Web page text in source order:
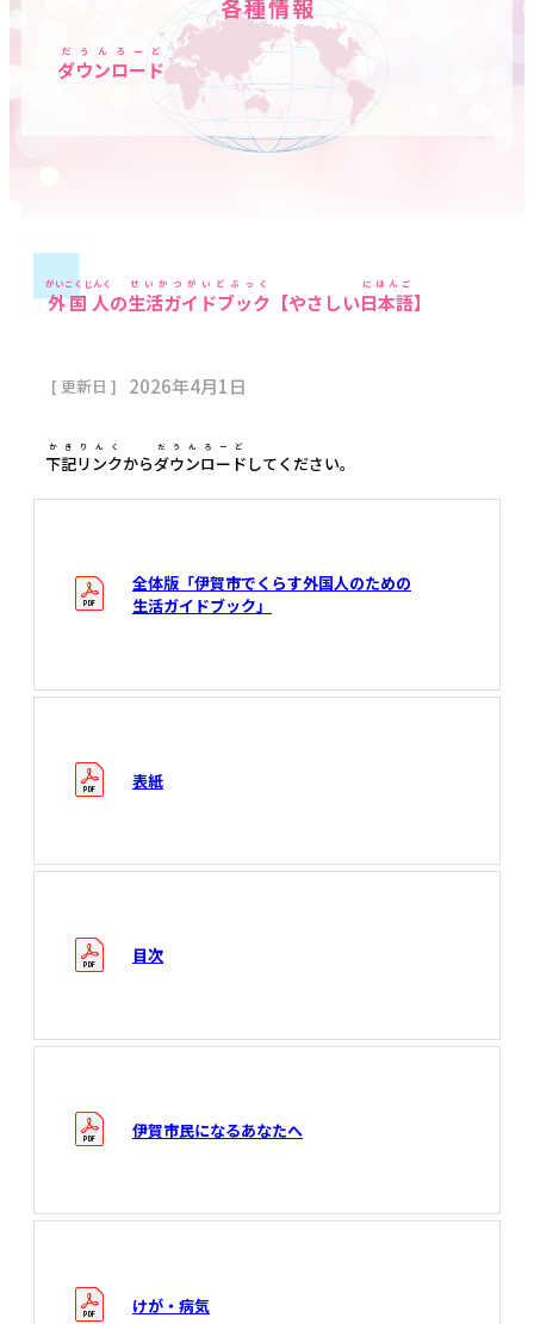
各種情報
ダウンロード
だうんろーど
外国人
がいこくじんく
の生活ガイドブック
せいかつがいどぶっく
【やさしい日本語
にほんご
】
[ 更新日 ] 2026年4月1日
下記リンク
かきりんく
からダウンロード
だうんろーど
してください。
全体版「伊賀市でくらす外国人のための
生活ガイドブック」
表紙
目次
伊賀市民になるあなたへ
けが・病気